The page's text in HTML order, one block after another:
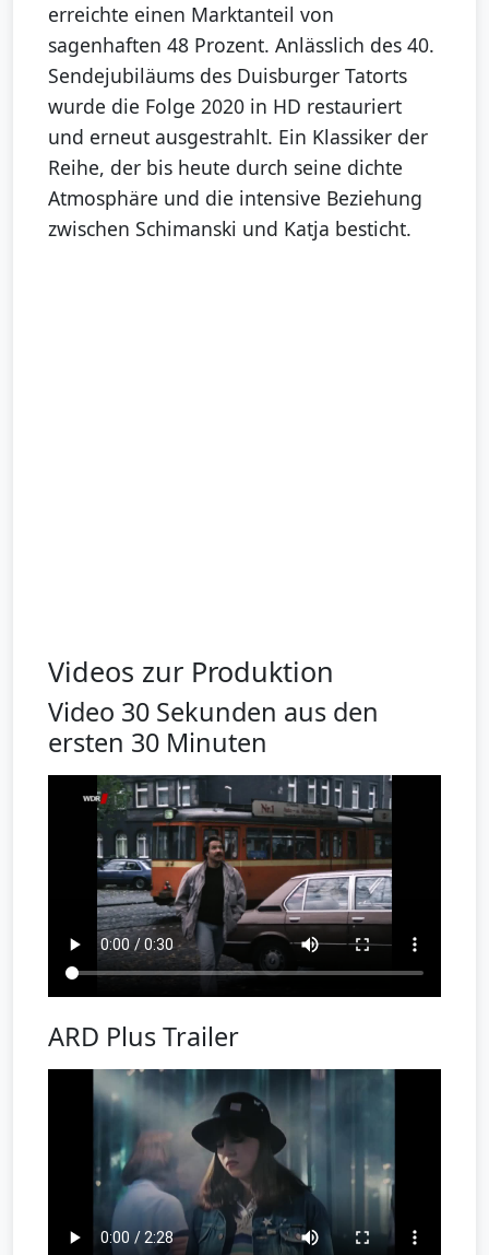
erreichte einen Marktanteil von
sagenhaften 48 Prozent. Anlässlich des 40.
Sendejubiläums des Duisburger Tatorts
wurde die Folge 2020 in HD restauriert
und erneut ausgestrahlt. Ein Klassiker der
Reihe, der bis heute durch seine dichte
Atmosphäre und die intensive Beziehung
zwischen Schimanski und Katja besticht.
Videos zur Produktion
Video 30 Sekunden aus den
ersten 30 Minuten
ARD Plus Trailer